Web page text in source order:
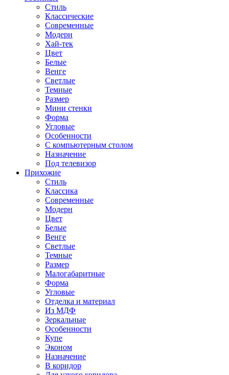
Стиль
Классические
Современные
Модерн
Хай-тек
Цвет
Белые
Венге
Светлые
Темные
Размер
Мини стенки
Форма
Угловые
Особенности
С компьютерным столом
Назначение
Под телевизор
Прихожие
Стиль
Классика
Современные
Модерн
Цвет
Белые
Венге
Светлые
Темные
Размер
Малогабаритные
Форма
Угловые
Отделка и материал
Из МДФ
Зеркальные
Особенности
Купе
Эконом
Назначение
В коридор